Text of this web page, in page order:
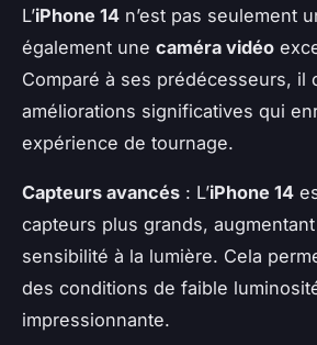
L’iPhone 14 n’est pas seulement
également une caméra vidéo
Comparé à ses prédécesseurs, il
améliorations significatives qui
expérience de tournage.
Capteurs avancés : L’iPhone 14
capteurs plus grands,
sensibilité à la lumière. Cela
des conditions de faible
impressionnante.